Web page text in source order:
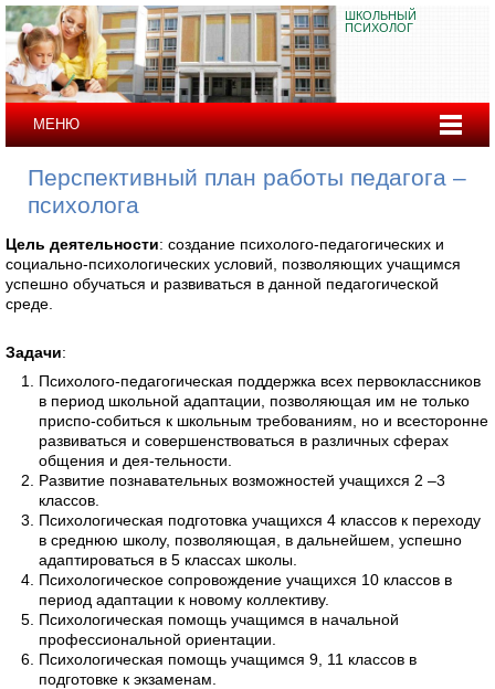
ШКОЛЬНЫЙ
ПСИХОЛОГ
МЕНЮ
Перспективный план работы педагога –
психолога
Цель деятельности: создание психолого-педагогических и
социально-психологических условий, позволяющих учащимся
успешно обучаться и развиваться в данной педагогической
среде.
Задачи:
Психолого-педагогическая поддержка всех первоклассников
в период школьной адаптации, позволяющая им не только
приспо-собиться к школьным требованиям, но и всесторонне
развиваться и совершенствоваться в различных сферах
общения и дея-тельности.
Развитие познавательных возможностей учащихся 2 –3
классов.
Психологическая подготовка учащихся 4 классов к переходу
в среднюю школу, позволяющая, в дальнейшем, успешно
адаптироваться в 5 классах школы.
Психологическое сопровождение учащихся 10 классов в
период адаптации к новому коллективу.
Психологическая помощь учащимся в начальной
профессиональной ориентации.
Психологическая помощь учащимся 9, 11 классов в
подготовке к экзаменам.